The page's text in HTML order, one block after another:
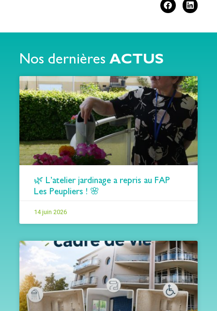
Nos dernières ACTUS
🌿 L’atelier jardinage a repris au FAP
Les Peupliers ! 🌸
14 juin 2026